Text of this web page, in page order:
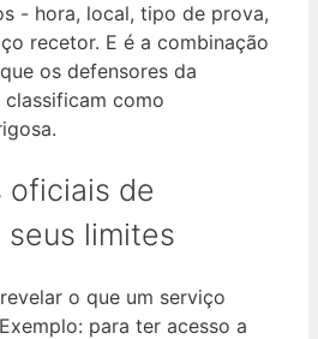
- hora, local, tipo de prova,
recetor. E é a combinação
os defensores da
como
oficiais de
limites
o que um serviço
para ter acesso a